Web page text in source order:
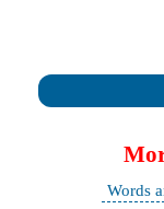
Words